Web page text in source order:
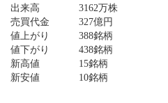
出来高
3162万株
売買代金
327億円
値上がり
388銘柄
値下がり
438銘柄
新高値
15銘柄
新安値
10銘柄